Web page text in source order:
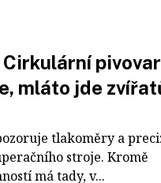
Cirkulární
mláto jde
tlakoměry a
stroje. Kromě
má tady, v...